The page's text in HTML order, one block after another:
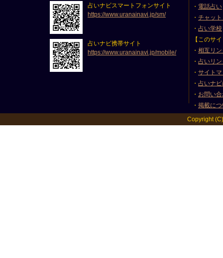
占いナビスマートフォンサイト
https://www.uranainavi.jp/sm/
占いナビ携帯サイト
https://www.uranainavi.jp/mobile/
・ 電話占い
・ チャッ
・ 占い学校
【このサ
・ 相互リ
・ 占いリ
・ サイト
・ 占いナ
・ お問い
・ 掲載に
Copyright